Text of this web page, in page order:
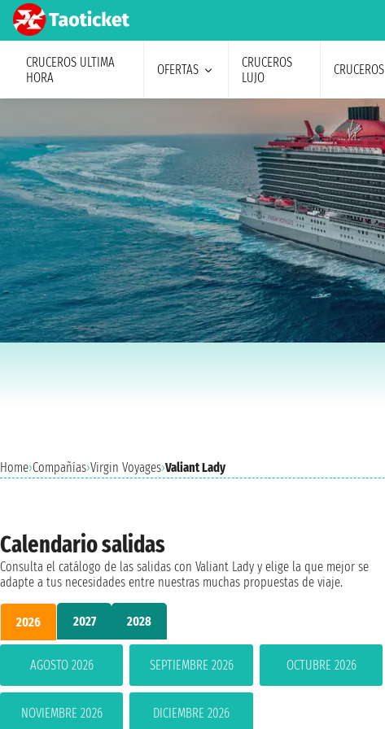
CRUCEROS ULTIMA
HORA
OFERTAS
CRUCEROS
LUJO
CRUCEROS
Home›Compañías›Virgin Voyages›Valiant Lady
Calendario salidas
Consulta el catálogo de las salidas con Valiant Lady y elige la que mejor se
adapte a tus necesidades entre nuestras muchas propuestas de viaje.
2026 2027 2028
AGOSTO 2026 SEPTIEMBRE 2026 OCTUBRE 2026
NOVIEMBRE 2026 DICIEMBRE 2026